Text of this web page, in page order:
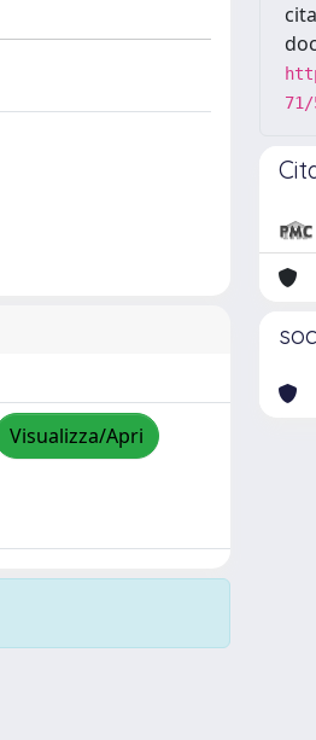
Visualizza/Apri
71/